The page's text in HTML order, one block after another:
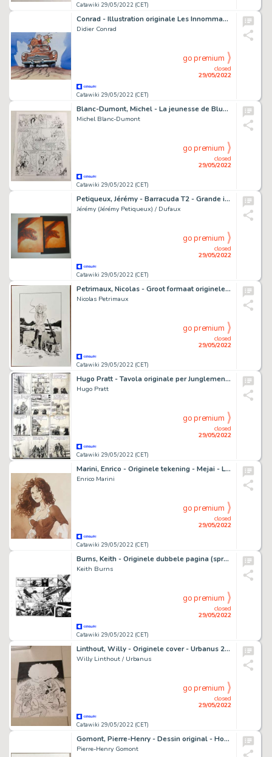
Catawiki 29/05/2022 (CET)
Conrad - Illustration originale Les Innommables T11 - 'Au nord de White Sands' pour ex-libris - (2003)
Didier Conrad
Catawiki 29/05/2022 (CET)
closed
29/05/2022
go premium
Blanc-Dumont, Michel - La jeunesse de Blueberry - Planche originale (p.31) - 1276 Ã¢mes - (2009)
Michel Blanc-Dumont
Catawiki 29/05/2022 (CET)
closed
29/05/2022
go premium
Petiqueux, Jérémy - Barracuda T2 - Grande illustration originale aquarellé - Cicatrices + Tirage de tête + Ex-Libris - numéroté et signé - (2011)
Jérémy (Jérémy Petiqueux) / Dufaux
Catawiki 29/05/2022 (CET)
closed
29/05/2022
go premium
Petrimaux, Nicolas - Groot formaat originele tekening voor Galerie Glénat - Il faut flinguer Ramirez / Jagen op Ramirez - (2021)
Nicolas Petrimaux
Catawiki 29/05/2022 (CET)
closed
29/05/2022
go premium
Hugo Pratt - Tavola originale per Junglemen - Page volante - Exemplaire unique
Hugo Pratt
Catawiki 29/05/2022 (CET)
closed
29/05/2022
go premium
Marini, Enrico - Originele tekening - Mejai - Le Scorpion / De schorpioen - (2011)
Enrico Marini
Catawiki 29/05/2022 (CET)
closed
29/05/2022
go premium
Burns, Keith - Originele dubbele pagina (spread) - Hommage aan L'escadrille des Cigognes
Keith Burns
Catawiki 29/05/2022 (CET)
closed
29/05/2022
go premium
Linthout, Willy - Originele cover - Urbanus 2 - De Hittentitten zien het niet zitten - Page volante - (1998)
Willy Linthout / Urbanus
Catawiki 29/05/2022 (CET)
closed
29/05/2022
go premium
Gomont, Pierre-Henry - Dessin original - Hommage Ã Milton Caniff / Terry and the pirates (2021)
Pierre-Henry Gomont